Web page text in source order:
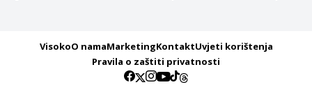
VisokoO namaMarketingKontaktUvjeti korištenja
Pravila o zaštiti privatnosti